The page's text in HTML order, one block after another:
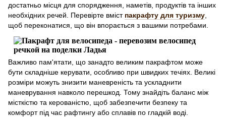
достатньо місця для спорядження, наметів, продуктів та інших
необхідних речей. Перевірте вміст пакрафту для туризму,
щоб переконатися, що він впорається з вашими потребами.
Важливо пам'ятати, що занадто великим пакрафтом може
бути складніше керувати, особливо при швидких течіях. Великі
розміри можуть знизити маневреність та ускладнити
маневрування навколо перешкод. Тому знайдіть баланс між
місткістю та керованістю, щоб забезпечити безпеку та
комфорт під час рафтингу або сплавів по гладкій воді.